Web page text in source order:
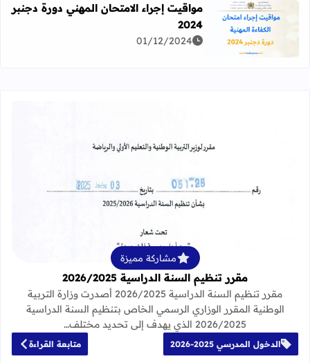
اقرأ المزيد عن مواقيت إجراء الامتحان المهني دورة دجنبر 2024
مواقيت إجراء الامتحان المهني دورة دجنبر
2024
01/12/2024
قراءة المزيد عن مقرر تنظيم السنة الدراسية
مشاركة مميزة
مقرر تنظيم السنة الدراسية 2026/2025
مقرر تنظيم السنة الدراسية 2026/2025 أصدرت وزارة التربية
الوطنية المقرر الوزاري الرسمي الخاص بتنظيم السنة الدراسية
2026/2025 الذي يهدف إلى تحديد مختلف…
الدخول المدرسي 2025-2026 متابعة القراءة